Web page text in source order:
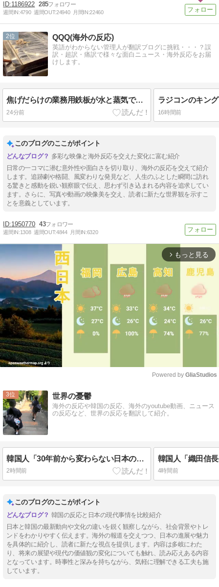
1186922 285
週間IN:4790 週間OUT:24940 月間IN:22460
2 QQQ(海外の反応)
英語がわからない管理人が翻訳ブログに挑戦・・・？誤
訳・超訳・痛訳で様々な面白ニュース・海外反応をお届
けします。
焦げだらけの業務用鉄板が水と蒸気で鏡のようにピカピカに「味が全部流れていく！」【海外の反応】
24分前 16時間前
このブログのここがポイント
多彩な映像と海外反応を交えた変化に富む紹介
日常の一コマに潜む意外性や面白さを切り取り、海外の反応を交えて紹介
します。追跡劇や格闘、風変わりな発見など、人生のふとした瞬間に訪れ
る驚きと感動を鋭い観察眼で伝え、思わず引き込まれる内容を追求してい
ます。さらに、写真や動画の映像美を交え、読者に新たな世界観を示すこ
とを意義としています。
1950770 43
週間IN:1308 週間OUT:4844 月間IN:6320
arrow_forward_ios もっと見る
Powered by GliaStudios
3 世界の憂鬱
海外の反応や韓国の反応、海外のyoutube動画、ニュース
の反応など、世界の反応を翻訳して紹介。
韓国人「30年前から変わらない日本の女子高生の姿に韓国人が衝撃！何故変わらないデザインの制服や革靴を着用し続けるのか？」
2時間前 4時間前
このブログのここがポイント
韓国の反応と日本の現代事情を比較紹介
日本と韓国の最新動向や文化の違いを鋭く観察しながら、社会背景やトレ
ンドをわかりやすく伝えます。海外の報道を交えつつ、日本の進展や魅力
を具体的に紹介し、読者に新たな視点を提供します。内容は多岐にわた
り、将来の展望や現代の価値観の変化についても触れ、読み応えある内容
となっています。時事性と深みを持ちながら、気軽に理解できる工夫も施
しています。